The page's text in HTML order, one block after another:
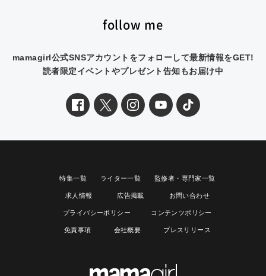
follow me
mamagirl公式SNSアカウントをフォローして最新情報をGET!
読者限定イベントやプレゼント告知もお届け中
特集一覧 ライター一覧 監修者・専門家一覧
求人情報 広告掲載 お問い合わせ
プライバシーポリシー コンテンツポリシー
免責事項 会社概要 プレスリリース